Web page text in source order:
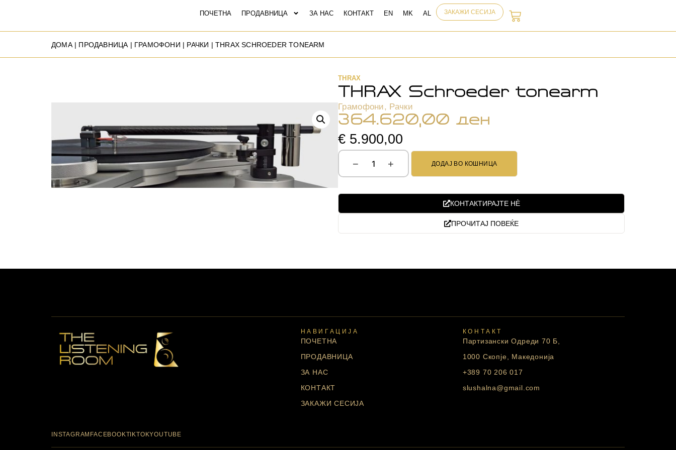
ПОЧЕТНА ПРОДАВНИЦА ЗА НАС КОНТАКТ ЗАКАЖИ СЕСИЈА
ДОМА| ПРОДАВНИЦА | ГРАМОФОНИ | РАЧКИ | THRAX SCHROEDER TONEARM
THRAX
THRAX Schroeder tonearm
Грамофони, Рачки
364.620,00 ден
€ 5.900,00
− + ДОДАЈ ВО КОШНИЦА
КОНТАКТИРАЈТЕ НЀ
ПРОЧИТАЈ ПОВЕЌЕ
INSTAGRAM FACEBOOKTIKTOKYOUTUBE
НАВИГАЦИЈА
ПОЧЕТНА
ПРОДАВНИЦА
ЗА НАС
КОНТАКТ
ЗАКАЖИ СЕСИЈА
КОНТАКТ
Партизански Одреди 70 Б,
1000 Скопје, Македонија
+389 70 206 017
slushalna@gmail.com